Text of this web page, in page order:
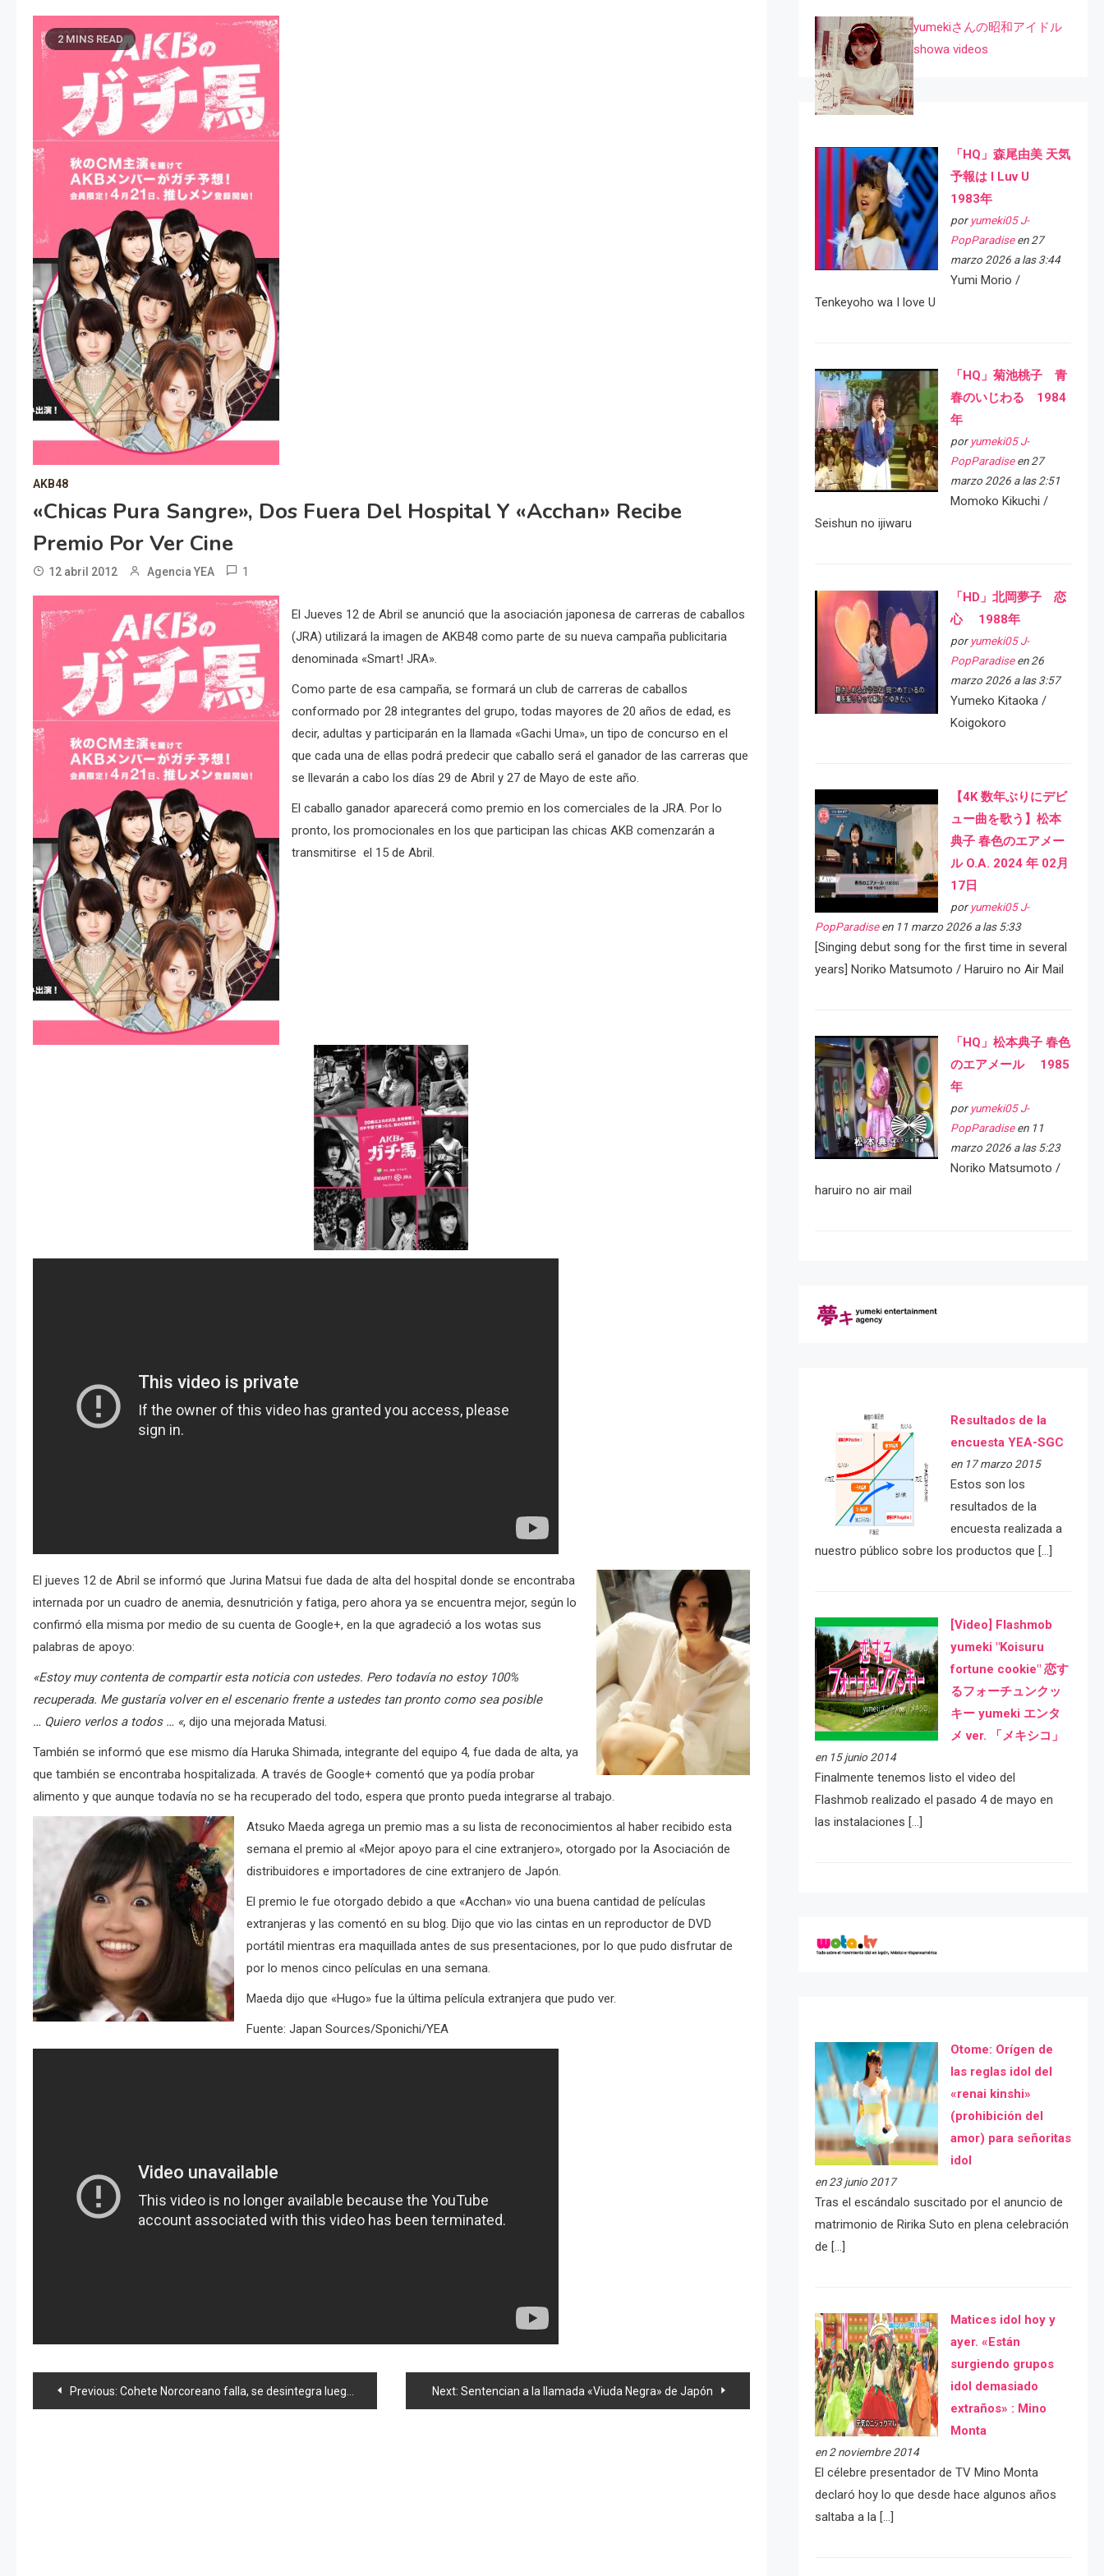
2 MINS READ
AKB48
«Chicas Pura Sangre», Dos Fuera Del Hospital Y «Acchan» Recibe
Premio Por Ver Cine
12 abril 2012 Agencia YEA 1
El Jueves 12 de Abril se anunció que la asociación japonesa de carreras de caballos
(JRA) utilizará la imagen de AKB48 como parte de su nueva campaña publicitaria
denominada «Smart! JRA».
Como parte de esa campaña, se formará un club de carreras de caballos
conformado por 28 integrantes del grupo, todas mayores de 20 años de edad, es
decir, adultas y participarán en la llamada «Gachi Uma», un tipo de concurso en el
que cada una de ellas podrá predecir que caballo será el ganador de las carreras que
se llevarán a cabo los días 29 de Abril y 27 de Mayo de este año.
El caballo ganador aparecerá como premio en los comerciales de la JRA. Por lo
pronto, los promocionales en los que participan las chicas AKB comenzarán a
transmitirse el 15 de Abril.
El jueves 12 de Abril se informó que Jurina Matsui fue dada de alta del hospital donde se encontraba
internada por un cuadro de anemia, desnutrición y fatiga, pero ahora ya se encuentra mejor, según lo
confirmó ella misma por medio de su cuenta de Google+, en la que agradeció a los wotas sus
palabras de apoyo:
«Estoy muy contenta de compartir esta noticia con ustedes. Pero todavía no estoy 100%
recuperada. Me gustaría volver en el escenario frente a ustedes tan pronto como sea posible
… Quiero verlos a todos … «, dijo una mejorada Matusi.
También se informó que ese mismo día Haruka Shimada, integrante del equipo 4, fue dada de alta, ya
que también se encontraba hospitalizada. A través de Google+ comentó que ya podía probar
alimento y que aunque todavía no se ha recuperado del todo, espera que pronto pueda integrarse al trabajo.
Atsuko Maeda agrega un premio mas a su lista de reconocimientos al haber recibido esta
semana el premio al «Mejor apoyo para el cine extranjero», otorgado por la Asociación de
distribuidores e importadores de cine extranjero de Japón.
El premio le fue otorgado debido a que «Acchan» vio una buena cantidad de películas
extranjeras y las comentó en su blog. Dijo que vio las cintas en un reproductor de DVD
portátil mientras era maquillada antes de sus presentaciones, por lo que pudo disfrutar de
por lo menos cinco películas en una semana.
Maeda dijo que «Hugo» fue la última película extranjera que pudo ver.
Fuente: Japan Sources/Sponichi/YEA
Navegación
Previous: Cohete Norcoreano falla, se desintegra luego de su lanzamiento Next: Sentencian a la llamada «Viuda Negra» de Japón
yumekiさんの昭和アイドル
showa videos
「HQ」森尾由美 天気
予報は I Luv U
1983年
por yumeki05 J-
PopParadiseen 27
marzo 2026 a las 3:44
Yumi Morio /
Tenkeyoho wa I love U
「HQ」菊池桃子 青
春のいじわる 1984
年
por yumeki05 J-
PopParadiseen 27
marzo 2026 a las 2:51
Momoko Kikuchi /
Seishun no ijiwaru
「HD」北岡夢子 恋
心 1988年
por yumeki05 J-
PopParadiseen 26
marzo 2026 a las 3:57
Yumeko Kitaoka /
Koigokoro
【4K 数年ぶりにデビ
ュー曲を歌う】松本
典子 春色のエアメー
ル O.A. 2024 年 02月
17日
por yumeki05 J-
PopParadiseen 11 marzo 2026 a las 5:33
[Singing debut song for the first time in several
years] Noriko Matsumoto / Haruiro no Air Mail
「HQ」松本典子 春色
のエアメール 1985
年
por yumeki05 J-
PopParadiseen 11
marzo 2026 a las 5:23
Noriko Matsumoto /
haruiro no air mail
Resultados de la
encuesta YEA-SGC
en 17 marzo 2015
Estos son los
resultados de la
encuesta realizada a
nuestro público sobre los productos que […]
[Video] Flashmob
yumeki "Koisuru
fortune cookie" 恋す
るフォーチュンクッ
キー yumeki エンタ
メ ver. 「メキシコ」
en 15 junio 2014
Finalmente tenemos listo el video del
Flashmob realizado el pasado 4 de mayo en
las instalaciones […]
Otome: Orígen de
las reglas idol del
«renai kinshi»
(prohibición del
amor) para señoritas
idol
en 23 junio 2017
Tras el escándalo suscitado por el anuncio de
matrimonio de Ririka Suto en plena celebración
de […]
Matices idol hoy y
ayer. «Están
surgiendo grupos
idol demasiado
extraños» : Mino
Monta
en 2 noviembre 2014
El célebre presentador de TV Mino Monta
declaró hoy lo que desde hace algunos años
saltaba a la […]